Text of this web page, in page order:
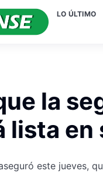
LO ÚLTIMO
la
lista en
este jueves,